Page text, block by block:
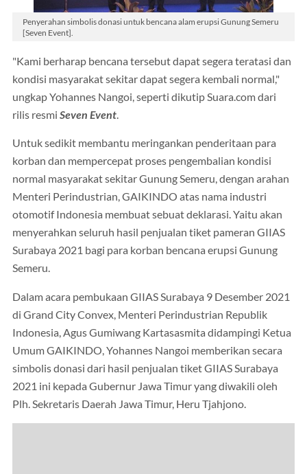
Penyerahan simbolis donasi untuk bencana alam erupsi Gunung Semeru
[Seven Event].
"Kami berharap bencana tersebut dapat segera teratasi dan
kondisi masyarakat sekitar dapat segera kembali normal,"
ungkap Yohannes Nangoi, seperti dikutip Suara.com dari
rilis resmi Seven Event.
Untuk sedikit membantu meringankan penderitaan para
korban dan mempercepat proses pengembalian kondisi
normal masyarakat sekitar Gunung Semeru, dengan arahan
Menteri Perindustrian, GAIKINDO atas nama industri
otomotif Indonesia membuat sebuat deklarasi. Yaitu akan
menyerahkan seluruh hasil penjualan tiket pameran GIIAS
Surabaya 2021 bagi para korban bencana erupsi Gunung
Semeru.
Dalam acara pembukaan GIIAS Surabaya 9 Desember 2021
di Grand City Convex, Menteri Perindustrian Republik
Indonesia, Agus Gumiwang Kartasasmita didampingi Ketua
Umum GAIKINDO, Yohannes Nangoi memberikan secara
simbolis donasi dari hasil penjualan tiket GIIAS Surabaya
2021 ini kepada Gubernur Jawa Timur yang diwakili oleh
Plh. Sekretaris Daerah Jawa Timur, Heru Tjahjono.